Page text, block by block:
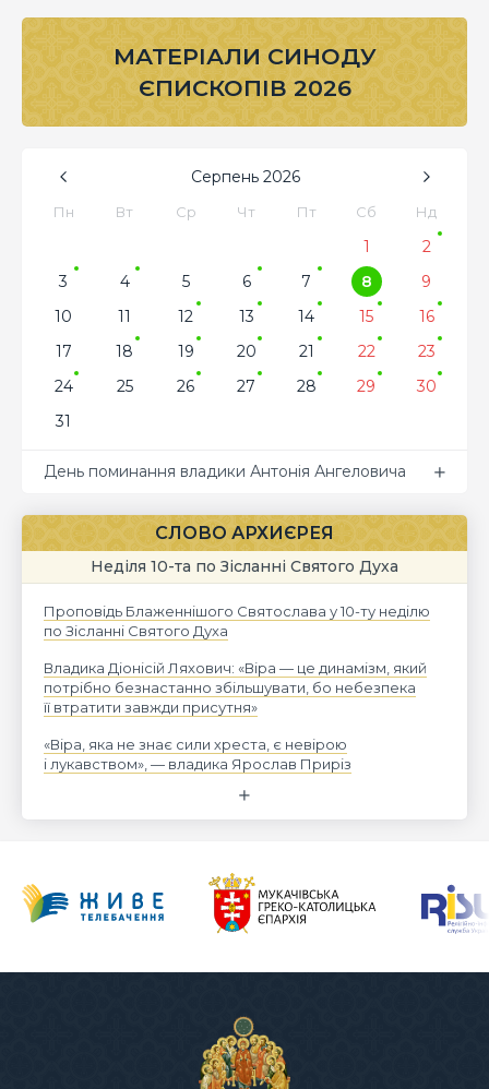
МАТЕРІАЛИ СИНОДУ
ЄПИСКОПІВ 2026
Серпень 2026
Пн Вт Ср Чт Пт Сб Нд
1
2
3
4 5 6 7 8
9
10
11 12 13 14 15
16
17
18 19 20 21 22
23
24
25 26 27 28 29
30
31
День поминання владики Антонія Ангеловича
СЛОВО АРХИЄРЕЯ
Неділя 10-та по Зісланні Святого Духа
Проповідь Блаженнішого Святослава у 10-ту неділю
по Зісланні Святого Духа
Владика Діонісій Ляхович: «Віра — це динамізм, який
потрібно безнастанно збільшувати, бо небезпека
її втратити завжди присутня»
«Віра, яка не знає сили хреста, є невірою
і лукавством», — владика Ярослав Приріз